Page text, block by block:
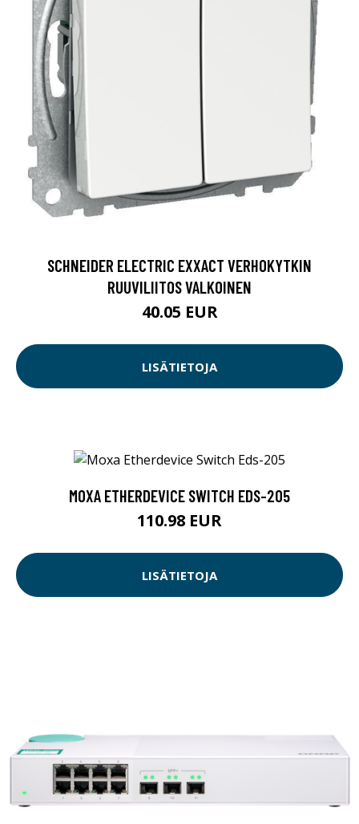
SCHNEIDER ELECTRIC EXXACT VERHOKYTKIN
RUUVILIITOS VALKOINEN
40.05 EUR
LISÄTIETOJA
MOXA ETHERDEVICE SWITCH EDS-205
110.98 EUR
LISÄTIETOJA